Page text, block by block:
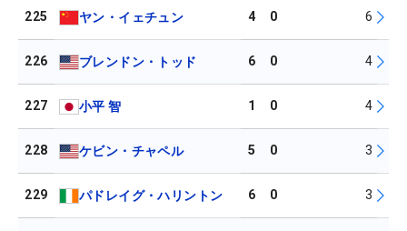
225 ヤン・イェチュン 4 0 6
226 ブレンドン・トッド 6 0 4
227 小平 智 1 0 4
228 ケビン・チャペル 5 0 3
229 パドレイグ・ハリントン 6 0 3